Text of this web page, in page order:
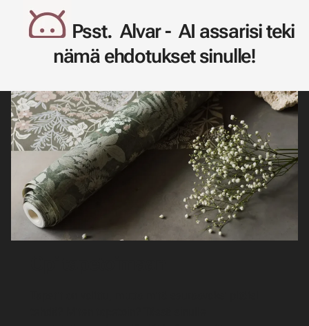
Psst. Alvar - AI assarisi teki
nämä ehdotukset sinulle!